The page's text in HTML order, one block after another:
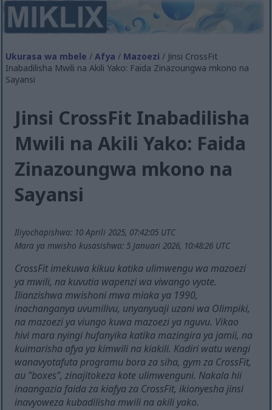
Ukurasa wa mbele /Afya / Mazoezi / Jinsi CrossFit
Inabadilisha Mwili na Akili Yako: Faida Zinazoungwa mkono na
Sayansi
Jinsi CrossFit Inabadilisha
Mwili na Akili Yako: Faida
Zinazoungwa mkono na
Sayansi
Iliyochapishwa: 10 Aprili 2025, 07:42:05 UTC
Mara ya mwisho kusasishwa: 5 Januari 2026, 10:48:26 UTC
CrossFit imekuwa kikuu katika ulimwengu wa mazoezi
ya mwili, na kuvutia wapenzi wa viwango vyote.
Ilianzishwa mwishoni mwa miaka ya 1990,
inachanganya uvumilivu, unyanyuaji uzani wa Olimpiki,
na mazoezi ya viungo kuwa mazoezi ya nguvu. Vikao
hivi mara nyingi hufanyika katika mazingira ya jamii, na
kuimarisha afya ya kimwili na kiakili. Kadiri watu wengi
wanavyotafuta programu bora za siha, gym za CrossFit,
au "boxes", zinajitokeza kote ulimwenguni. Nakala hii
inaangazia faida za kiafya za CrossFit, ikionyesha jinsi
inavyoweza kubadilisha mwili na akili yako.